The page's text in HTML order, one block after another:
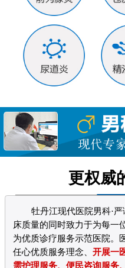
更权威
牡丹江现代医院男科·
床质量的同时致力于为每一
为优质诊疗服务示范医院。
任心优质服务理念、开展一
需护理服务、便民咨询服务